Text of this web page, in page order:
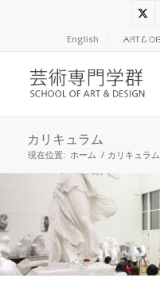
English
カリキュラム
現在位置: ホーム / カリキュラム